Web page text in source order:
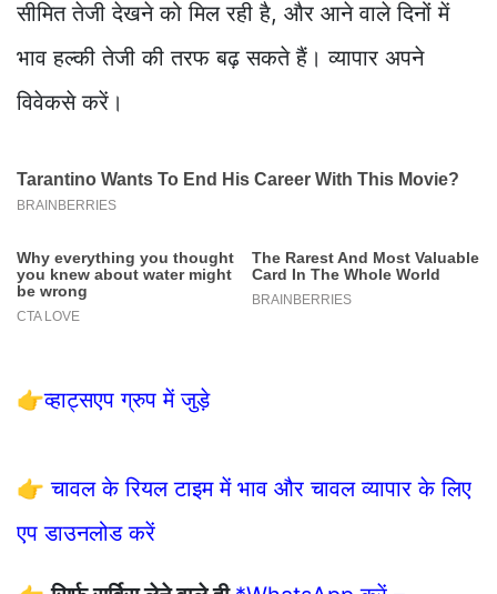
सीमित तेजी देखने को मिल रही है, और आने वाले दिनों में
भाव हल्की तेजी की तरफ बढ़ सकते हैं। व्यापार अपने
विवेकसे करें।
👉व्हाट्सएप ग्रुप में जुड़े
👉चावल के रियल टाइम में भाव और चावल व्यापार के लिए
एप डाउनलोड करें